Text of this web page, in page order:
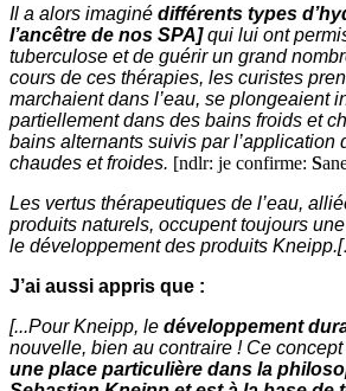
Il a alors imaginé différents types
l’ancêtre de nos SPA]qui lui ont
tuberculose et de guérir un grand
cours de ces thérapies, les curistes
marchaient dans l’eau, se plongeaient
partiellement dans des bains froids et
bains alternants suivis par l’application
chaudes et froides. [ndlr: je confirme: S
Les vertus thérapeutiques de l’eau,
produits naturels, occupent toujours
le développement des produits
J’ai aussi appris que :
[...Pour Kneipp, le développement
nouvelle, bien au contraire ! Ce concept
une place particulière dans la